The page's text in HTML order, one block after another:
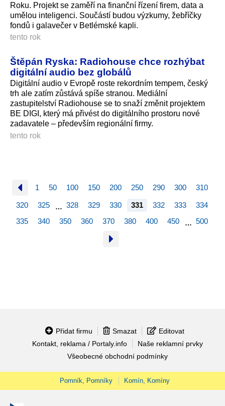
Roku. Projekt se zaměří na finanční řízení firem, data a
umělou inteligenci. Součástí budou výzkumy, žebříčky
fondů i galavečer v Betlémské kapli.
tento rok
Štěpán Ryska: Radiohouse chce rozhýbat
digitální audio bez globálů
Digitální audio v Evropě roste rekordním tempem, český
trh ale zatím zůstává spíše stranou. Mediální
zastupitelství Radiohouse se to snaží změnit projektem
BE DIGI, který má přivést do digitálního prostoru nové
zadavatele – především regionální firmy.
tento rok
1 50 100 150 200 250 290 300 310
320 325 … 328 329 330 331 332 333
334
335
340 350 360 370 380 400 450 … 500
Přidat firmu Smazat
Editovat
Kontakt, reklama / Portaly.info
Naše reklamní prvky
Všeobecné obchodní podmínky
Pomník, Pomníky Komín, Komíny